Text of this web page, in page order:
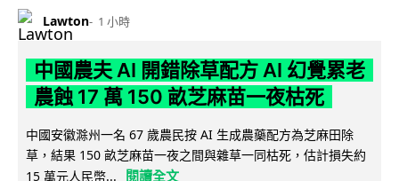
Lawton 1 小時
中國農夫 AI 開錯除草配方 AI 幻覺累老
農蝕 17 萬 150 畝芝麻苗一夜枯死
中國安徽滁州一名 67 歲農民按 AI 生成農藥配方為芝麻田除
草，結果 150 畝芝麻苗一夜之間與雜草一同枯死，估計損失約
15 萬元人民幣...
閱讀全文